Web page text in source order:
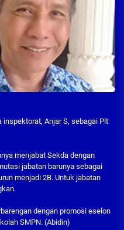
Anjar S, sebagai Plt
menjabat Sekda dengan
jabatan barunya sebagai
menjadi 2B. Untuk jabatan
dengan promosi eselon
SMPN. (Abidin)